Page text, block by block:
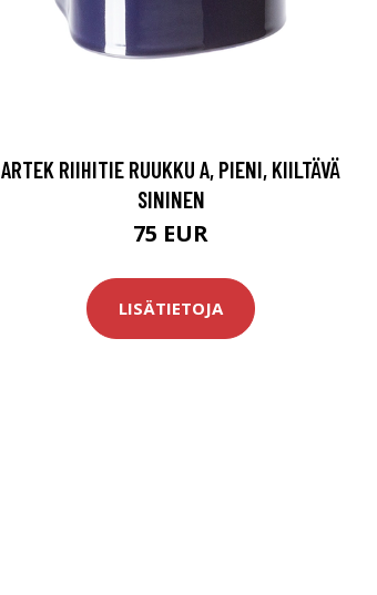
ARTEK RIIHITIE RUUKKU A, PIENI, KIILTÄVÄ
SININEN
75 EUR
LISÄTIETOJA